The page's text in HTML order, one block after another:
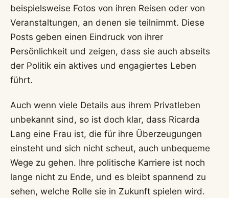
beispielsweise Fotos von ihren Reisen oder von
Veranstaltungen, an denen sie teilnimmt. Diese
Posts geben einen Eindruck von ihrer
Persönlichkeit und zeigen, dass sie auch abseits
der Politik ein aktives und engagiertes Leben
führt.
Auch wenn viele Details aus ihrem Privatleben
unbekannt sind, so ist doch klar, dass Ricarda
Lang eine Frau ist, die für ihre Überzeugungen
einsteht und sich nicht scheut, auch unbequeme
Wege zu gehen. Ihre politische Karriere ist noch
lange nicht zu Ende, und es bleibt spannend zu
sehen, welche Rolle sie in Zukunft spielen wird.